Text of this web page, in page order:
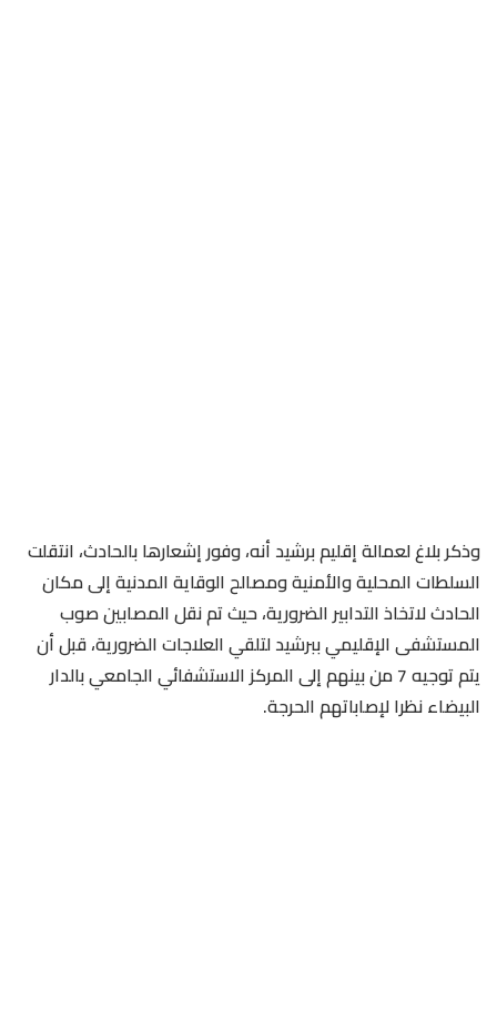
وذكر بلاغ لعمالة إقليم برشيد أنه، وفور إشعارها بالحادث، انتقلت
السلطات المحلية والأمنية ومصالح الوقاية المدنية إلى مكان
الحادث لاتخاذ التدابير الضرورية، حيث تم نقل المصابين صوب
المستشفى الإقليمي ببرشيد لتلقي العلاجات الضرورية، قبل أن
يتم توجيه 7 من بينهم إلى المركز الاستشفائي الجامعي بالدار
البيضاء نظرا لإصاباتهم الحرجة.